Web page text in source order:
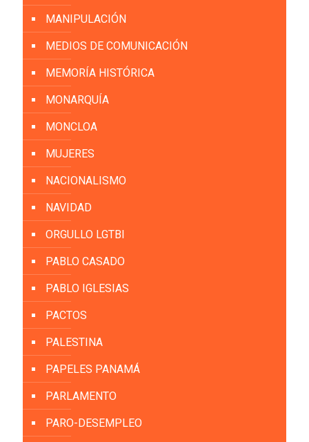
MANIPULACIÓN
MEDIOS DE COMUNICACIÓN
MEMORÍA HISTÓRICA
MONARQUÍA
MONCLOA
MUJERES
NACIONALISMO
NAVIDAD
ORGULLO LGTBI
PABLO CASADO
PABLO IGLESIAS
PACTOS
PALESTINA
PAPELES PANAMÁ
PARLAMENTO
PARO-DESEMPLEO